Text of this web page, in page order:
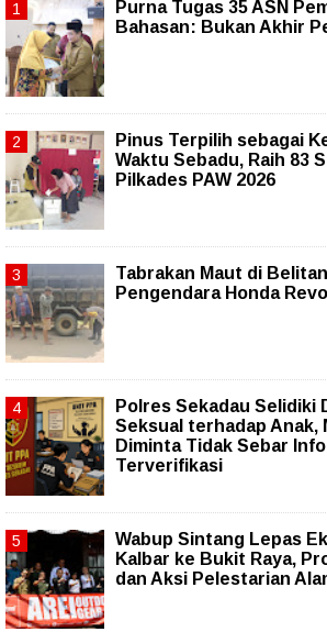
Purna Tugas 35 ASN
Bahasan: Bukan Akhir
Pinus Terpilih sebagai
Waktu Sebadu, Raih 83
Pilkades PAW 2026
Tabrakan Maut di
Pengendara Honda
Polres Sekadau Selidiki
Seksual terhadap Anak,
Diminta Tidak Sebar
Terverifikasi
Wabup Sintang Lepas
Kalbar ke Bukit Raya,
dan Aksi Pelestarian